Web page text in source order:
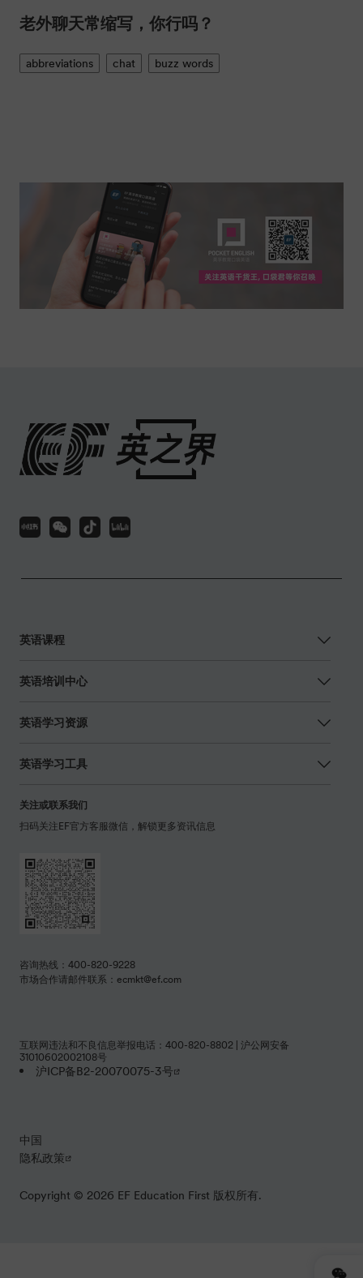
老外聊天常缩写，你行吗？
abbreviations chat buzz words
英语课程
英语培训中心
英语学习资源
英语学习工具
关注或联系我们
扫码关注EF官方客服微信，解锁更多资讯信息
咨询热线：400-820-9228
市场合作请邮件联系：ecmkt@ef.com
互联网违法和不良信息举报电话：400-820-8802 | 沪公网安备
31010602002108号
沪ICP备B2-20070075-3号
中国
隐私政策
Copyright © 2026 EF Education First 版权所有.